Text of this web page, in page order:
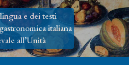
e dei testi
italiana
all’Unità